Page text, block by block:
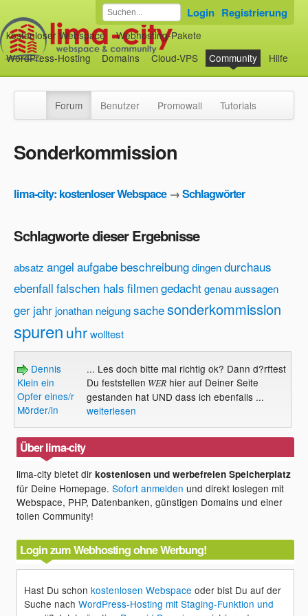
kostenloser Webspace
Webhosting-Pakete
WordPress-Hosting
Domains Cloud-VPS Community Hilfe
Login Registrierung
Forum Benutzer Promowall Tutorials
Sonderkommission
lima-city: kostenloser Webspace→Schlagwörter
Schlagworte dieser Ergebnisse
absatz angel aufgabe beschreibungdingendurchaus
ebenfall falschen hals filmengedachtgenau aussagen
ger jahrjonathan neigungsachesonderkommission
spuren uhrwolltest
Dennis
Klein ein
Opfer eines/r
Mörder/in
... Les doch bitte mal richtig ok? Dann d?rftest
Du feststellen WERhier auf Deiner Seite
gestanden hat UND dass ich ebenfalls ...
weiterlesen
Über lima-city
lima-city bietet dirkostenlosen und werbefreien Speicherplatz
für Deine Homepage.Sofort anmelden und direkt loslegen mit
Webspace, PHP, Datenbanken, günstigen Domains und einer
tollen Community!
Login zum Webhosting ohne Werbung!
Hast Du schonkostenlosen Webspace oder bist Du auf der
Suche nachWordPress-Hosting mit Staging-Funktion und